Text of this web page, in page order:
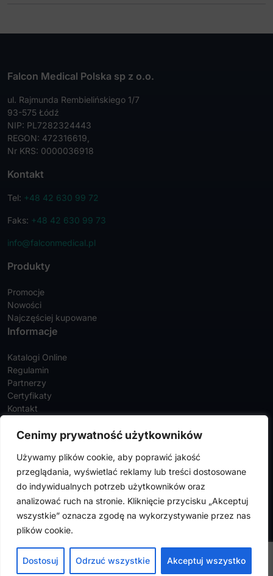
Cenimy prywatność użytkowników
Używamy plików cookie, aby poprawić jakość
przeglądania, wyświetlać reklamy lub treści dostosowane
do indywidualnych potrzeb użytkowników oraz
analizować ruch na stronie. Kliknięcie przycisku „Akceptuj
wszystkie” oznacza zgodę na wykorzystywanie przez nas
plików cookie.
Dostosuj Odrzuć wszystkie Akceptuj wszystko
Falcon Medical Polska sp z o.o.
ul. Rajmunda Rembielińskiego 1/7
93-575 Łódź
NIP: PL7282324443
REGON: 472316619,
Nr KRS: 0000036918
Kontakt
Tel: +48 42 630 99 72
Faks: +48 42 630 99 73
info@falconmedical.pl
Produkty
Promocje
Nowości
Najczęściej kupowane
Informacje
Katalogi Online
Regulamin
Partnerzy
Certyfikaty
Kontakt
Zamówienia
Adresy
FalconMedical © 2024. Wszystkie prawa zastrzeżone |
prywatności|Polityka cookies
Design byVENTI